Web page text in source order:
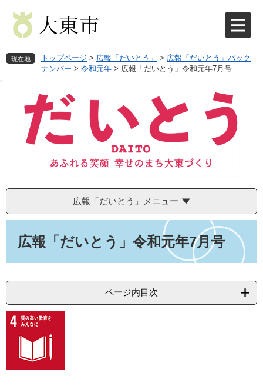
先
を 現在地 トップページ > 広報「だいとう」 > 広報「だいとう」バック
ナンバー > 令和元年 > 広報「だいとう」令和元年7月号
広報「だいとう」メニュー
広報「だいとう」令和元年7月号
ページ内目次